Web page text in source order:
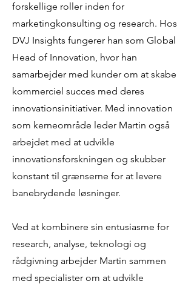
forskellige roller inden for
marketingkonsulting og research. Hos
DVJ Insights fungerer han som Global
Head of Innovation, hvor han
samarbejder med kunder om at skabe
kommerciel succes med deres
innovationsinitiativer. Med innovation
som kerneområde leder Martin også
arbejdet med at udvikle
innovationsforskningen og skubber
konstant til grænserne for at levere
banebrydende løsninger.
Ved at kombinere sin entusiasme for
research, analyse, teknologi og
rådgivning arbejder Martin sammen
med specialister om at udvikle